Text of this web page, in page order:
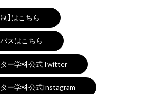
】はこちら
スはこちら
ー学科公式Twitter
ー学科公式Instagram